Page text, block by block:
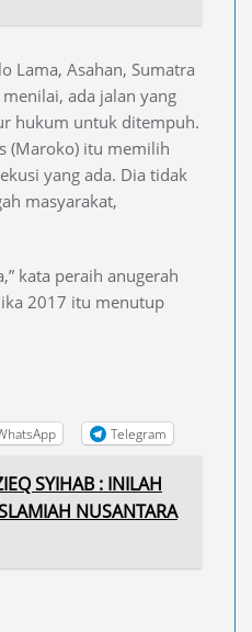
Lama, Asahan, Sumatra
ada jalan yang
hukum untuk ditempuh.
(Maroko) itu memilih
yang ada. Dia tidak
masyarakat,
kata peraih anugerah
2017 itu menutup
Telegram
SYIHAB : INILAH
NUSANTARA